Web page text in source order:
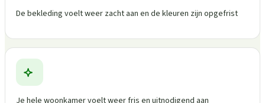
De bekleding voelt weer zacht aan en de kleuren zijn opgefrist
Je hele woonkamer voelt weer fris en uitnodigend aan